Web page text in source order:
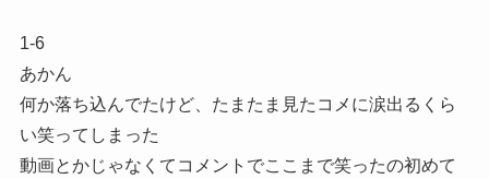
1-6
あかん
何か落ち込んでたけど、たまたま見たコメに涙出るくら
い笑ってしまった
動画とかじゃなくてコメントでここまで笑ったの初めて